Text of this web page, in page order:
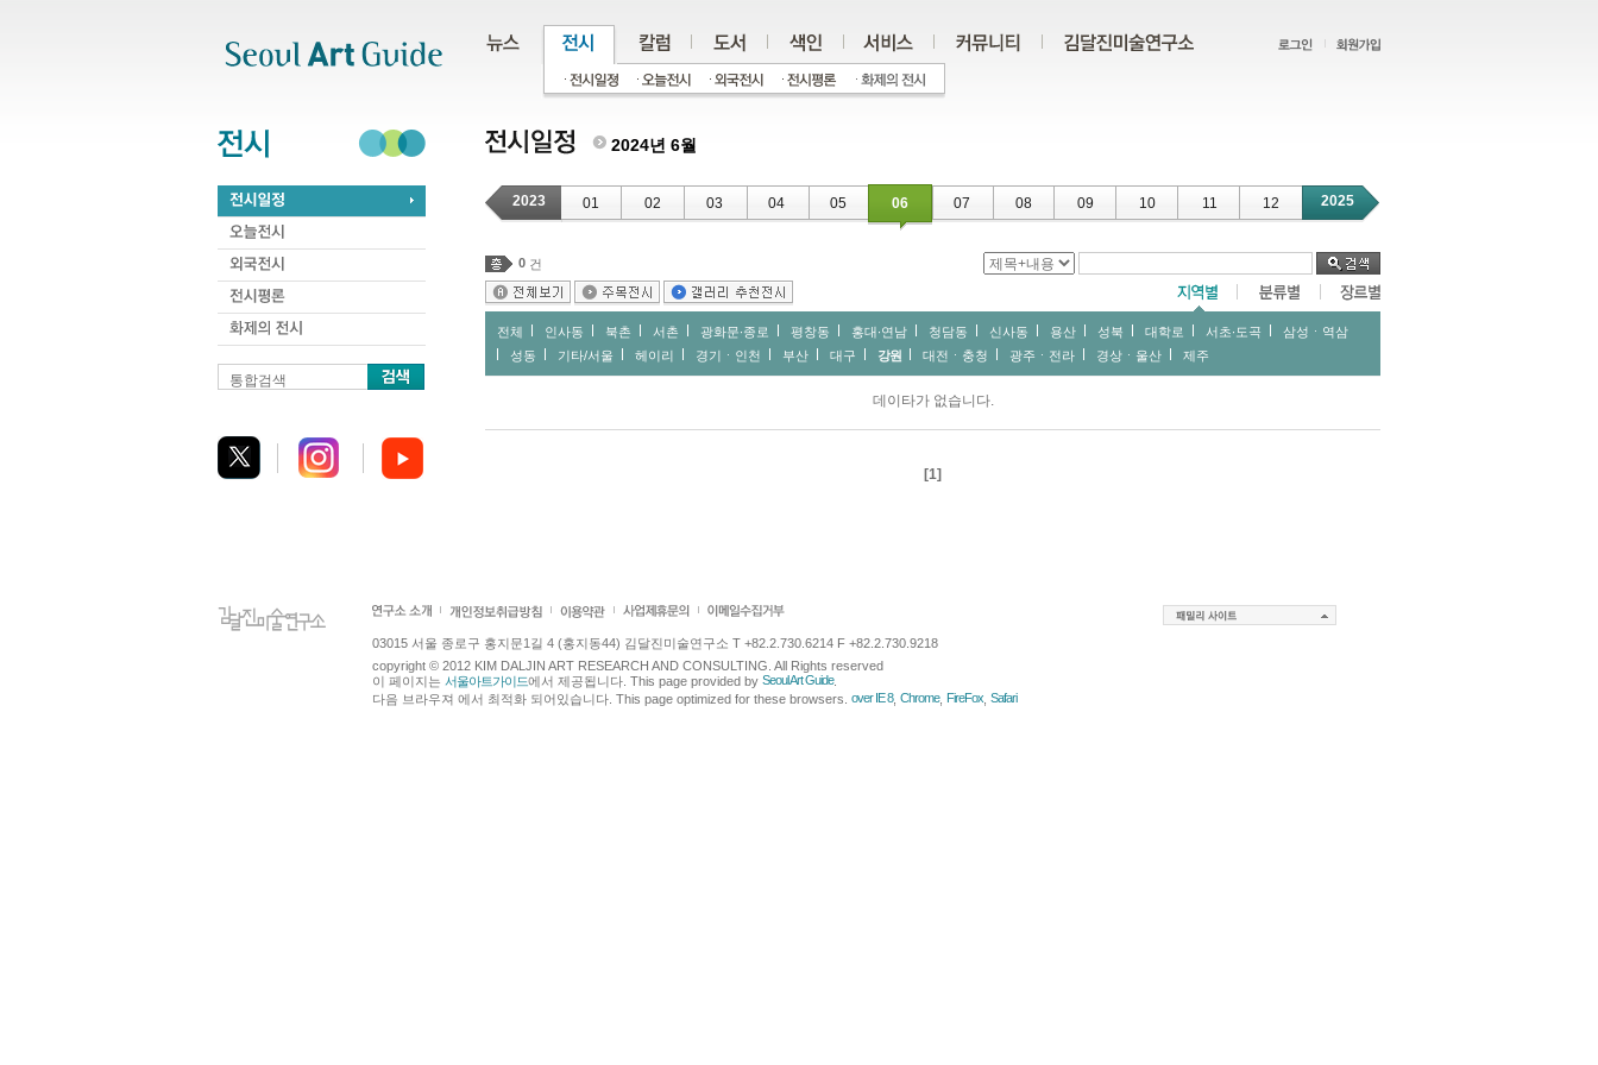
통합검색
2024년 6월
2023 01 02 03 04 05 06 07 08 09 10 11 12 2025
0 건
전체 인사동 북촌 서촌 광화문∙종로 평창동 홍대∙연남 청담동 신사동 용산 성북 대학로 서초∙도곡
삼성ㆍ역삼
성동
기타/서울 헤이리 경기ㆍ인천 부산 대구 강원 대전ㆍ충청 광주ㆍ전라 경상ㆍ울산 제주
데이타가 없습니다.
[1]
03015 서울 종로구 홍지문1길 4 (홍지동44) 김달진미술연구소 T +82.2.730.6214 F +82.2.730.9218
copyright © 2012 KIM DALJIN ART RESEARCH AND CONSULTING. All Rights reserved
이 페이지는 서울아트가이드에서 제공됩니다. This page provided by Seoul Art Guide.
다음 브라우져 에서 최적화 되어있습니다. This page optimized for these browsers. over IE 8, Chrome, FireFox Safari